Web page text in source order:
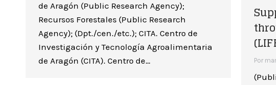
de Aragón (Public Research Agency);
Recursos Forestales (Public Research
Agency); (Dpt./cen./etc.); CITA. Centro de
Investigación y Tecnología Agroalimentaria
de Aragón (CITA). Centro de…
Por